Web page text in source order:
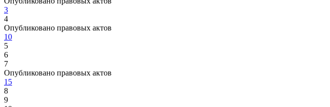
3
4
Опубликовано правовых актов
10
5
6
7
Опубликовано правовых актов
15
8
9